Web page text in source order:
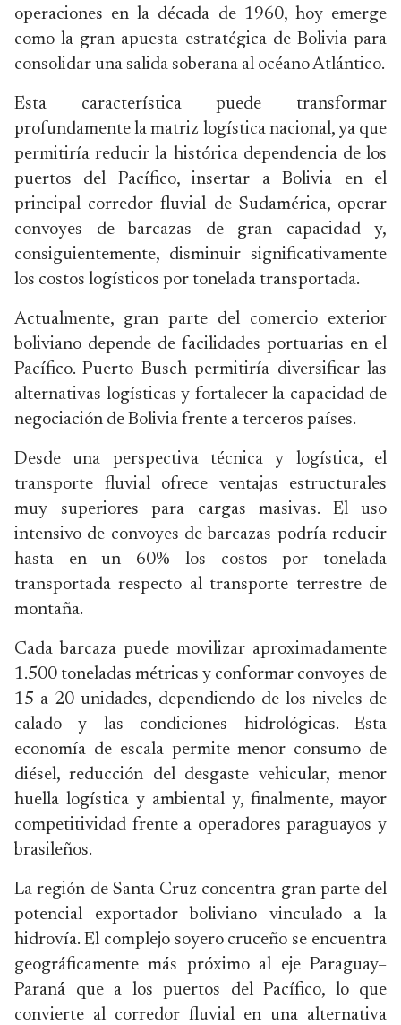
operaciones en la década de 1960, hoy emerge
como la gran apuesta estratégica de Bolivia para
consolidar una salida soberana al océano Atlántico.
Esta característica puede transformar
profundamente la matriz logística nacional, ya que
permitiría reducir la histórica dependencia de los
puertos del Pacífico, insertar a Bolivia en el
principal corredor fluvial de Sudamérica, operar
convoyes de barcazas de gran capacidad y,
consiguientemente, disminuir significativamente
los costos logísticos por tonelada transportada.
Actualmente, gran parte del comercio exterior
boliviano depende de facilidades portuarias en el
Pacífico. Puerto Busch permitiría diversificar las
alternativas logísticas y fortalecer la capacidad de
negociación de Bolivia frente a terceros países.
Desde una perspectiva técnica y logística, el
transporte fluvial ofrece ventajas estructurales
muy superiores para cargas masivas. El uso
intensivo de convoyes de barcazas podría reducir
hasta en un 60% los costos por tonelada
transportada respecto al transporte terrestre de
montaña.
Cada barcaza puede movilizar aproximadamente
1.500 toneladas métricas y conformar convoyes de
15 a 20 unidades, dependiendo de los niveles de
calado y las condiciones hidrológicas. Esta
economía de escala permite menor consumo de
diésel, reducción del desgaste vehicular, menor
huella logística y ambiental y, finalmente, mayor
competitividad frente a operadores paraguayos y
brasileños.
La región de Santa Cruz concentra gran parte del
potencial exportador boliviano vinculado a la
hidrovía. El complejo soyero cruceño se encuentra
geográficamente más próximo al eje Paraguay–
Paraná que a los puertos del Pacífico, lo que
convierte al corredor fluvial en una alternativa